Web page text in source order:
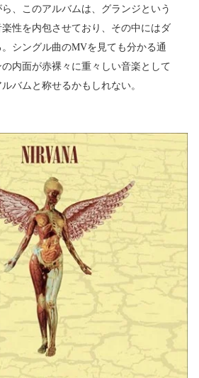
、このアルバムは、グランジという
性を内包させており、その中にはダ
シングル曲のMVを見ても分かる通
内面が赤裸々に重々しい音楽として
バムと称せるかもしれない。